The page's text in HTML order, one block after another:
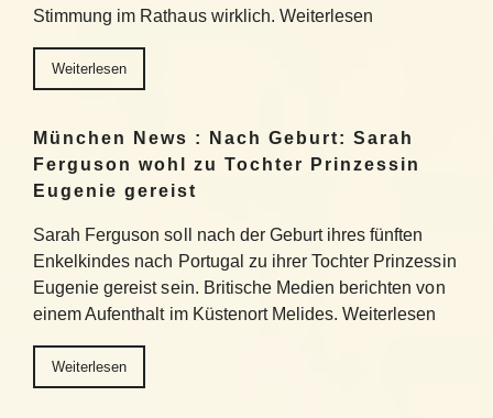
Stimmung im Rathaus wirklich. Weiterlesen
Weiterlesen
München News : Nach Geburt: Sarah
Ferguson wohl zu Tochter Prinzessin
Eugenie gereist
Sarah Ferguson soll nach der Geburt ihres fünften
Enkelkindes nach Portugal zu ihrer Tochter Prinzessin
Eugenie gereist sein. Britische Medien berichten von
einem Aufenthalt im Küstenort Melides. Weiterlesen
Weiterlesen